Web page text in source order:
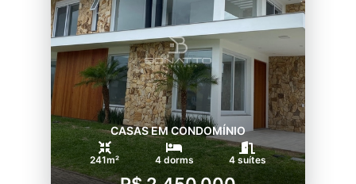
CASAS EM CONDOMÍNIO
241m² 4 dorms 4 suítes